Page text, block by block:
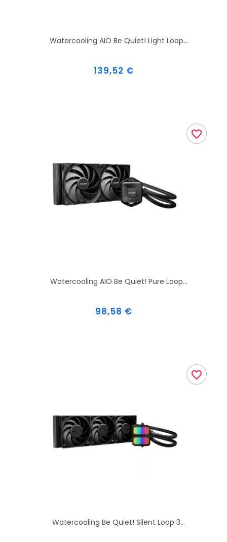
Watercooling AIO Be Quiet! Light Loop...
Prix
139,52 €
Watercooling AIO Be Quiet! Pure Loop...
Prix
98,58 €
favorite_border
Watercooling Be Quiet! Silent Loop 3...
favorite_border